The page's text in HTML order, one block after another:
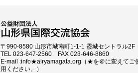
〒990-8580 山形市城南町1-1-1 霞城セントラル2F
TEL 023-647-2560 FAX 023-646-8860
E-mail :info★airyamagata.org（★を＠に変えてご
用ください。）